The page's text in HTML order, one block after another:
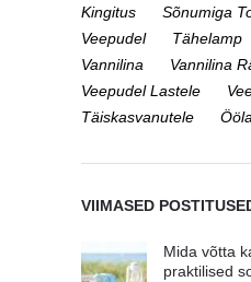
Kingitus
Sõnumiga
Veepudel
Tähelamp
Vannilina
Vannilina
Veepudel Lastele
Täiskasvanutele
VIIMASED
Mida võtta
praktilised